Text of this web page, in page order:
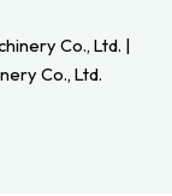
Co., Ltd. |
Co., Ltd.